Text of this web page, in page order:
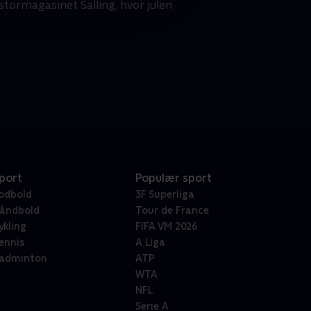
Salling, hvor julen
Populær sport
3F Superliga
Tour de France
FIFA VM 2026
A Liga
ATP
WTA
NFL
Serie A